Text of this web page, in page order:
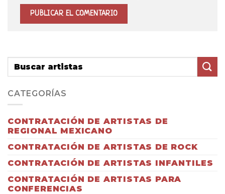
CATEGORÍAS
CONTRATACIÓN DE ARTISTAS DE
REGIONAL MEXICANO
CONTRATACIÓN DE ARTISTAS DE ROCK
CONTRATACIÓN DE ARTISTAS INFANTILES
CONTRATACIÓN DE ARTISTAS PARA
CONFERENCIAS